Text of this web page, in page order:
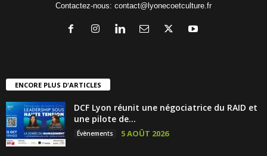
Contactez-nous: contact@lyonecoetculture.fr
ENCORE PLUS D'ARTICLES
DCF Lyon réunit une négociatrice du RAID et
une pilote de...
Évènements 5 AOÛT 2026